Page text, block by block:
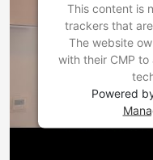
This content is
trackers that
The website
with their CMP
Powered